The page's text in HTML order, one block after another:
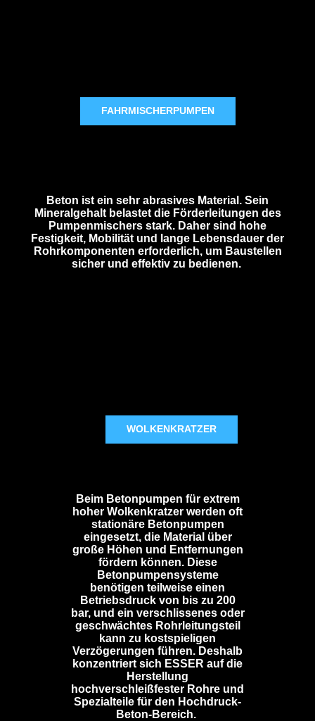
FAHRMISCHERPUMPEN
Beton ist ein sehr abrasives Material. Sein
Mineralgehalt belastet die Förderleitungen des
Pumpenmischers stark. Daher sind hohe
Festigkeit, Mobilität und lange Lebensdauer der
Rohrkomponenten erforderlich, um Baustellen
sicher und effektiv zu bedienen.
WOLKENKRATZER
Beim Betonpumpen für extrem
hoher Wolkenkratzer werden oft
stationäre Betonpumpen
eingesetzt, die Material über
große Höhen und Entfernungen
fördern können. Diese
Betonpumpensysteme
benötigen teilweise einen
Betriebsdruck von bis zu 200
bar, und ein verschlissenes oder
geschwächtes Rohrleitungsteil
kann zu kostspieligen
Verzögerungen führen. Deshalb
konzentriert sich ESSER auf die
Herstellung
hochverschleißfester Rohre und
Spezialteile für den Hochdruck-
Beton-Bereich.